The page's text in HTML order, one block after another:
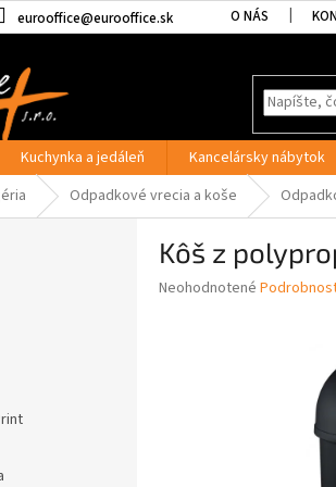
eurooffice@eurooffice.sk O NÁS
Kuchynka a jedáleň Kancelársky nábytok
Odpadkové vrecia a koše
Kôš z
Priemerné
Neohodnotené